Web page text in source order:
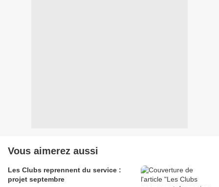
Vous aimerez aussi
Les Clubs reprennent du service :
projet septembre